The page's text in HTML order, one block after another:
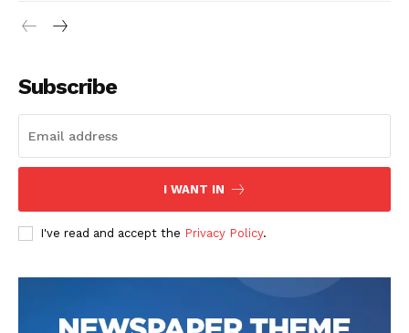
Subscribe
I WANT IN
I've read and accept the Privacy Policy.